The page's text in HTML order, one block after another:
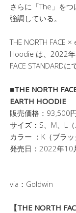
さらに「The」を
強調している。
THE NORTH FACE
Hoodie は、2022年
FACE STANDARDに
■THE NORTH
EARTH HOODIE
販売価格：93,500
サイズ：S、M、L（
カラー ：K（ブラッ
発売日：2022年10
via：Goldwin
【THE NORTH